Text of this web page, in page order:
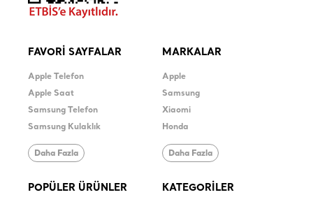
FAVORİ SAYFALAR
Apple Telefon
Apple Saat
Samsung Telefon
Samsung Kulaklık
Daha Fazla
MARKALAR
Apple
Samsung
Xiaomi
Honda
Daha Fazla
POPÜLER ÜRÜNLER KATEGORİLER